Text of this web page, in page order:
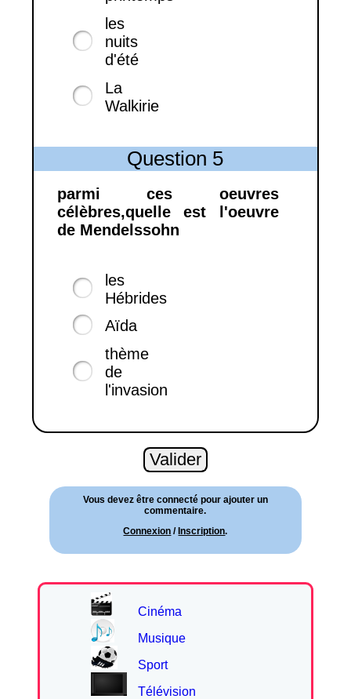
les
nuits
d'été
La
Walkirie
Question 5
parmi ces oeuvres
célèbres,quelle est l'oeuvre
de Mendelssohn
les
Hébrides
Aïda
thème
de
l'invasion
Vous devez être connecté pour ajouter un
commentaire.
Connexion /Inscription.
Cinéma
Musique
Sport
Télévision